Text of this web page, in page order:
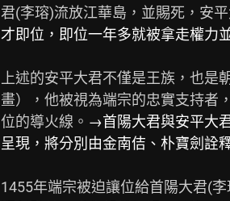
君(李瑢)流放江華島，並賜死，安
才即位，即位一年多就被拿走權力
上述的安平大君不僅是王族，也
畫），他被視為端宗的忠實支持者
位的導火線。 →首陽大君與安平大
呈現，將分別由金南佶、朴寶劍詮
1455年端宗被迫讓位給首陽大君(